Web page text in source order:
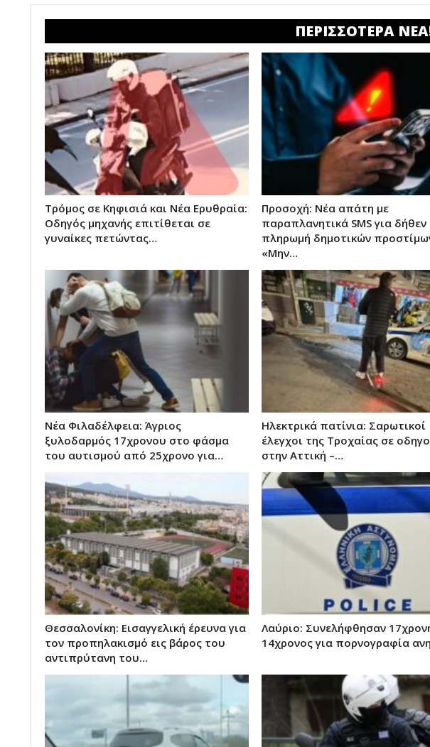
ΠΕΡΙΣΣΟΤΕΡΑ
Τρόμος σε Κηφισιά και Νέα Ερυθραία:
Οδηγός μηχανής επιτίθεται σε
γυναίκες πετώντας…
Προσοχή: Νέα απάτη με
παραπλανητικά SMS για δήθεν
πληρωμή δημοτικών
«Μην…
Νέα Φιλαδέλφεια: Άγριος
ξυλοδαρμός 17χρονου στο φάσμα
του αυτισμού από 25χρονο για…
Ηλεκτρικά πατίνια: Σαρωτικοί
έλεγχοι της Τροχαίας σε
στην Αττική –…
Θεσσαλονίκη: Εισαγγελική έρευνα για
τον προπηλακισμό εις βάρος του
αντιπρύτανη του…
Λαύριο: Συνελήφθησαν
14χρονος για πορνογραφία